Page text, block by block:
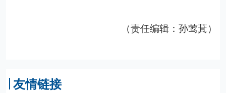
（责任编辑：孙莺萁）
友情链接